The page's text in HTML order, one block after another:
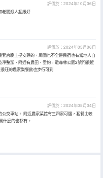
評價於：2024年10月06日
老闆娘人超級好
評價於：2024年05月06日
房晚上挺安靜的，周圍也不全是民宿也有當地人自
整潔，附近有農田、垂釣，離森林公園2號門很近
旺的農家樂餐飲也步行可到
評價於：2024年05月04日
交車站。 附近農家菜館有三四家可選，套餐比較
什麼的也都有。